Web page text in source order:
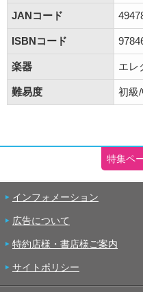
JANコード
ISBNコード
楽器 エレ
難易度 初級
特集ペ
インフォメーション
広告について
特約店様・書店様ご案内
サイトポリシー